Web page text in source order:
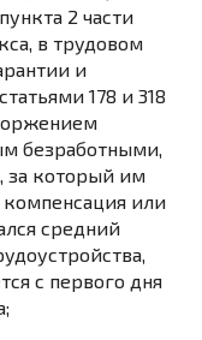
пункта 2 части
в трудовом
и
статьями 178 и318
безработными,
за который им
или
средний
с первого дня